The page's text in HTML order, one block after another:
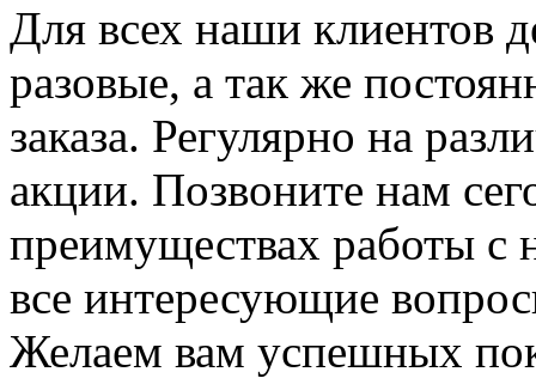
Для всех наши клиентов
разовые, а так же
заказа. Регулярно на
акции. Позвоните нам
преимуществах работы с
все интересующие
Желаем вам успешных